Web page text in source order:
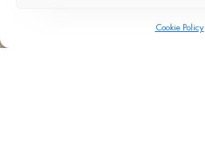
Cookie Policy